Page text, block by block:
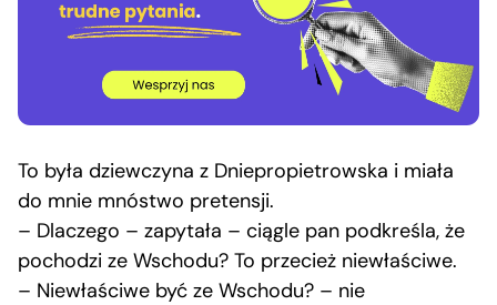
To była dziewczyna z Dniepropietrowska i miała
do mnie mnóstwo pretensji.
– Dlaczego – zapytała – ciągle pan podkreśla, że
pochodzi ze Wschodu? To przecież niewłaściwe.
– Niewłaściwe być ze Wschodu? – nie